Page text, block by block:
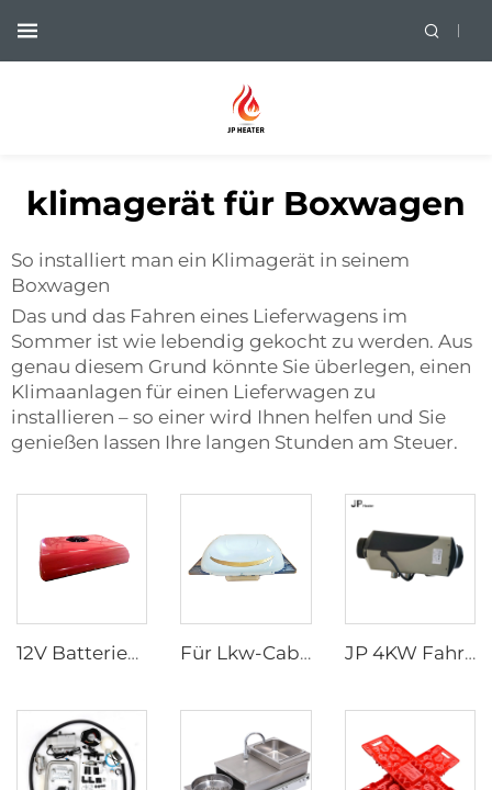
klimagerät für Boxwagen
So installiert man ein Klimagerät in seinem
Boxwagen
Das und das Fahren eines Lieferwagens im
Sommer ist wie lebendig gekocht zu werden. Aus
genau diesem Grund könnte Sie überlegen, einen
Klimaanlagen für einen Lieferwagen zu
installieren – so einer wird Ihnen helfen und Sie
genießen lassen Ihre langen Stunden am Steuer.
12V Batteriebetriebene Traktorkabine LKW-Schlafraum-Parkklimagerät für LKW Für Lkw-Cabs Elektrischer Klimaanlagen Einheitser Klima / Überkopf-Typ Klimaanlage 24V JP 4KW Fahrerhaus-Luftheizung für alle Fahrzeuge Diesel Parkheizung 12V 24V Luftheizung